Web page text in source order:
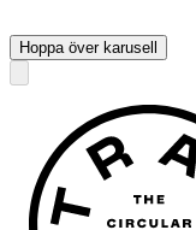
Hoppa över karusell